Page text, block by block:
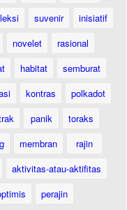
suvenir
inisiatif
novelet
rasional
habitat
semburat
kontras
polkadot
panik
toraks
membran
rajin
aktivitas-atau-aktifitas
perajin